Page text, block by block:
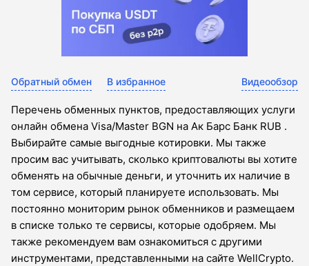
Обратный обмен В избранное Видеообзор
Перечень обменных пунктов, предоставляющих услуги
онлайн обмена Visa/Master BGN на Ак Барс Банк RUB .
Выбирайте самые выгодные котировки. Мы также
просим вас учитывать, сколько криптовалюты вы хотите
обменять на обычные деньги, и уточнить их наличие в
том сервисе, который планируете использовать. Мы
постоянно мониторим рынок обменников и размещаем
в списке только те сервисы, которые одобряем. Мы
также рекомендуем вам ознакомиться с другими
инструментами, представленными на сайте WellCrypto.